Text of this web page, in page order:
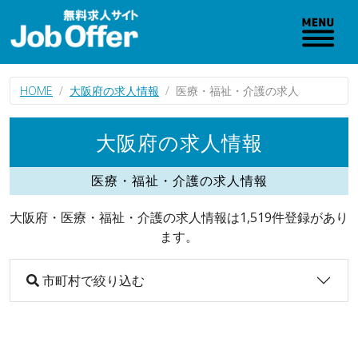
HOME 大阪府の求人情報 医療・福祉・介護の求人
大阪府の求人情報
医療・福祉・介護の求人情報
大阪府・医療・福祉・介護の求人情報は1,519件登録があり
ます。
市町村で絞り込む